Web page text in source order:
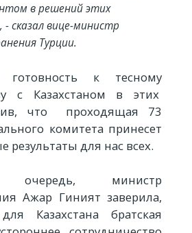
в решений этих
- сказал вице-министр
Турции.
к тесному
с Казахстаном в этих
что проходящая 73
комитета принесет
результаты для нас всех.
министр
Ажар Гиният заверила,
Казахстана братская